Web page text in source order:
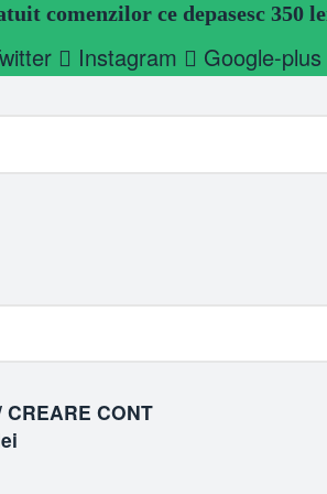
comenzilor ce depasesc 350
Instagram Google-plus
CREARE CONT